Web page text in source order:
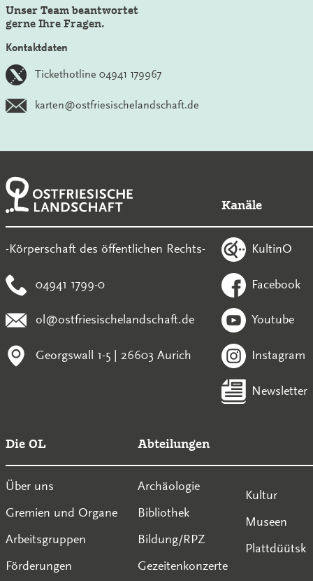
Unser Team beantwortet
gerne Ihre Fragen.
Kontaktdaten
Tickethotline 04941 179967
karten@ostfriesischelandschaft.de
-Körperschaft des öffentlichen Rechts-
04941 1799-0
ol@ostfriesischelandschaft.de
Georgswall 1-5 | 26603 Aurich
Kanäle
KultinO
Facebook
Youtube
Instagram
Newsletter
Die OL
Über uns
Gremien und Organe
Arbeitsgruppen
Förderungen
Abteilungen
Archäologie
Bibliothek
Bildung/RPZ
Gezeitenkonzerte
Kultur
Museen
Plattdüütsk